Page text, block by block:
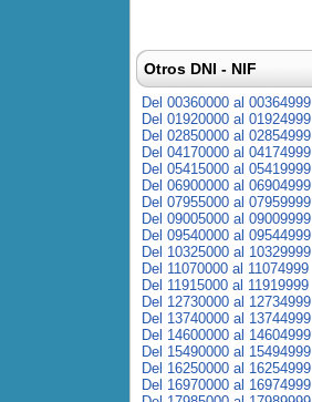
Otros DNI - NIF
Del 00360000 al 00364999
Del 01920000 al 01924999
Del 02850000 al 02854999
Del 04170000 al 04174999
Del 05415000 al 05419999
Del 06900000 al 06904999
Del 07955000 al 07959999
Del 09005000 al 09009999
Del 09540000 al 09544999
Del 10325000 al 10329999
Del 11070000 al 11074999
Del 11915000 al 11919999
Del 12730000 al 12734999
Del 13740000 al 13744999
Del 14600000 al 14604999
Del 15490000 al 15494999
Del 16250000 al 16254999
Del 16970000 al 16974999